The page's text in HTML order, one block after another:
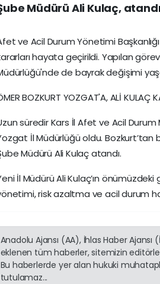
Müdürü Ali Kulaç,
ve Acil Durum Yönetimi
hayata geçirildi. Yapılan
de bayrak değişimi
BOZKURT YOZGAT'A, ALİ KULAÇ
süredir Kars İl Afet ve Acil
İl Müdürlüğü oldu. Bozkurt’tan
Müdürü Ali Kulaç atandı.
İl Müdürü Ali Kulaç’ın
risk azaltma ve acil durum
Anadolu Ajansı (AA), İhlas Haber
eklenen tüm haberler, sitemizin
Bu haberlerde yer alan hukuki
tutulamaz...